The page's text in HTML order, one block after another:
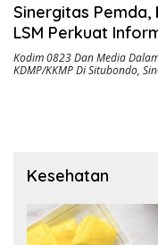
Sinergitas
LSM Perkuat
KDMP/KKMP di
Kodim 0823 Dan Media
KDMP/KKMP Di Situbondo,
Kesehatan